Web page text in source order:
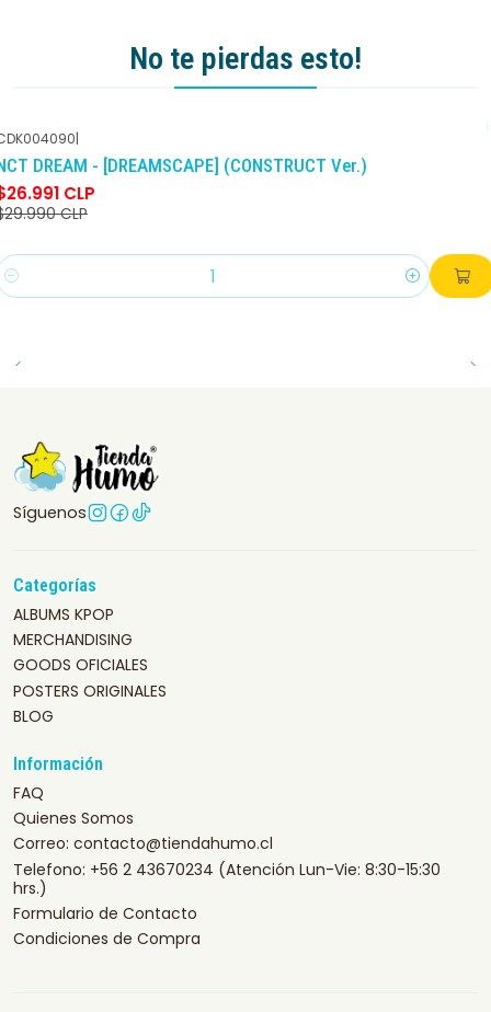
No te pierdas esto!
-10% DCTO
|
DREAM - [DREAMSCAPE] (CONSTRUCT Ver.)
CLP
CLP
Síguenos
Categorías
ALBUMS KPOP
MERCHANDISING
GOODS OFICIALES
POSTERS ORIGINALES
BLOG
Información
FAQ
Quienes Somos
Correo: contacto@tiendahumo.cl
Telefono: +56 2 43670234 (Atención Lun-Vie: 8:30-15:30
hrs.)
Formulario de Contacto
Condiciones de Compra